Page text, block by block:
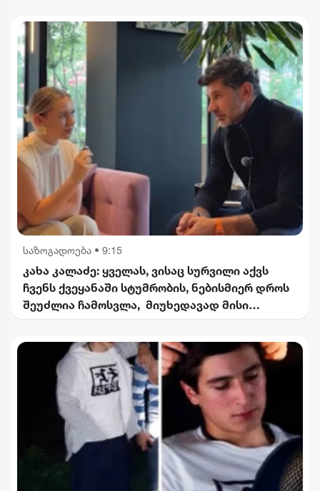
საზოგადოება • 9:15
კახა კალაძე: ყველას, ვისაც სურვილი აქვს
ჩვენს ქვეყანაში სტუმრობის, ნებისმიერ დროს
შეუძლია ჩამოსვლა, მიუხედავად მისი